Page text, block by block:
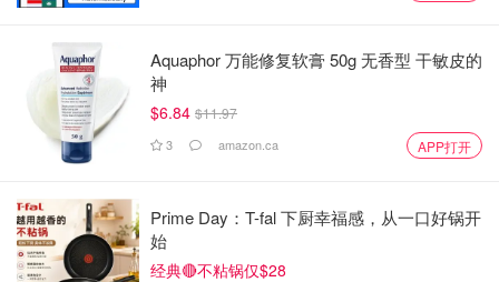
Aquaphor 万能修复软膏 50g 无香型 干敏皮的
神
$6.84 $11.97
3 amazon.ca APP打开
Prime Day：T-fal 下厨幸福感，从一口好锅开
始
经典🔴不粘锅仅$28